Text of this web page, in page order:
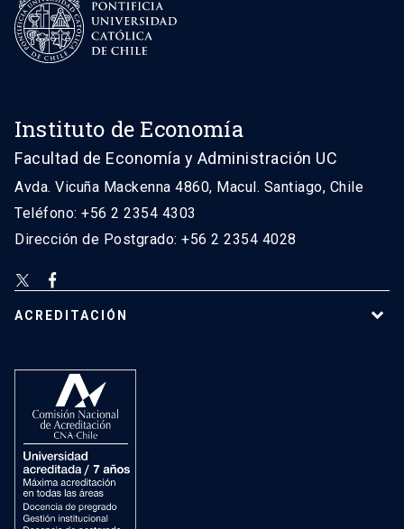
Instituto de Economía
Facultad de Economía y Administración UC
Avda. Vicuña Mackenna 4860, Macul. Santiago, Chile
Teléfono: +56 2 2354 4303
Dirección de Postgrado: +56 2 2354 4028
ACREDITACIÓN